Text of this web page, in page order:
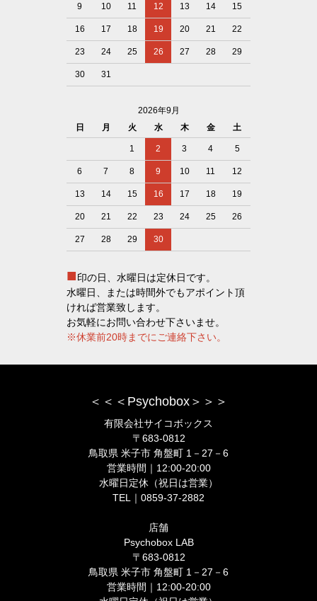
9 10 11 12 13 14 15
16 17 18 19 20 21 22
23 24 25 26 27 28 29
30 31
2026年9月
日
月 火 水 木 金 土
1 2 3 4 5
6 7 8 9 10 11 12
13 14 15 16 17 18 19
20 21 22 23 24 25 26
27 28 29 30
■印の日、水曜日は定休日です。
水曜日、または時間外でもアポイント頂
ければ営業致します。
お気軽にお問い合わせ下さいませ。
※休業前20時までにご連絡下さい。
＜＜＜Psychobox＞＞＞
有限会社サイコボックス
〒683-0812
鳥取県 米子市 角盤町 1－27－6
営業時間｜12:00-20:00
水曜日定休（祝日は営業）
TEL｜0859-37-2882
店舗
Psychobox LAB
〒683-0812
鳥取県 米子市 角盤町 1－27－6
営業時間｜12:00-20:00